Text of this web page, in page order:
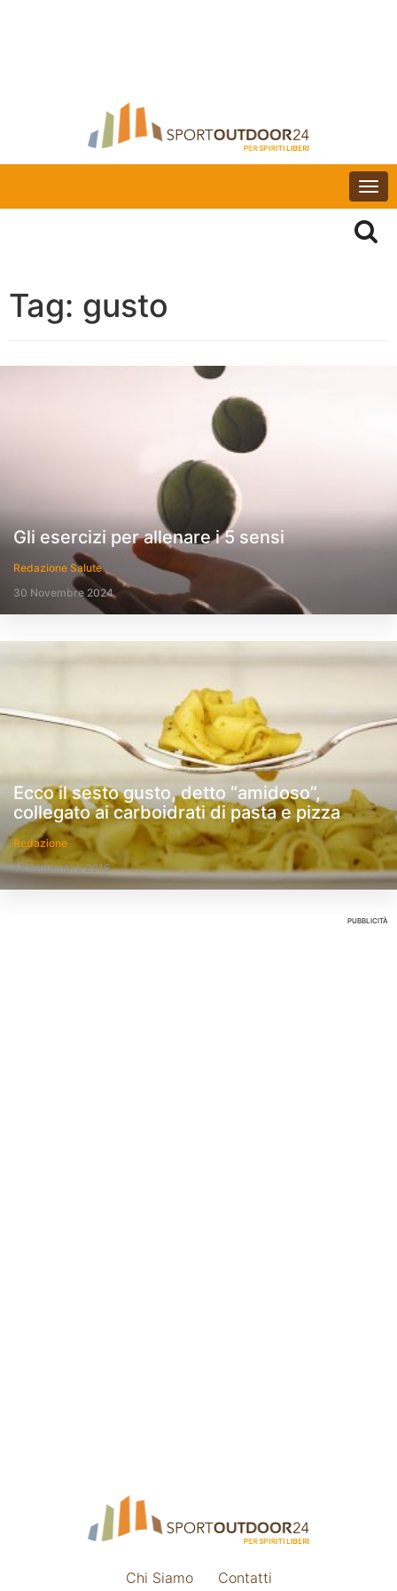
Tag: gusto
Gli esercizi per allenare i 5 sensi
Redazione Salute
30 Novembre 2024
Ecco il sesto gusto, detto “amidoso”,
collegato ai carboidrati di pasta e pizza
Redazione
14 Settembre 2016
PUBBLICITÀ
Chi Siamo Contatti